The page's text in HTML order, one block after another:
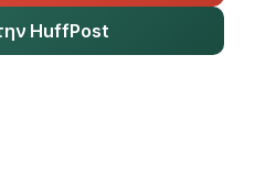
HuffPost